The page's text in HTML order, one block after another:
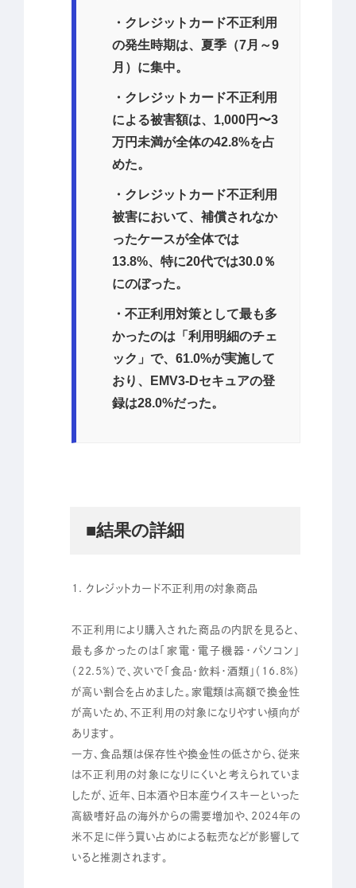
・クレジットカード不正利用
の発生時期は、夏季（7月～9
月）に集中。
・クレジットカード不正利用
による被害額は、1,000円〜3
万円未満が全体の42.8%を占
めた。
・クレジットカード不正利用
被害において、補償されなか
ったケースが全体では
13.8%、特に20代では30.0％
にのぼった。
・不正利用対策として最も多
かったのは「利用明細のチェ
ック」で、61.0%が実施して
おり、EMV3-Dセキュアの登
録は28.0%だった。
■結果の詳細
1. クレジットカード不正利用の対象商品
不正利用により購入された商品の内訳を見ると、
最も多かったのは「家電・電子機器・パソコン」
（22.5%）で、次いで「食品・飲料・酒類」（16.8%）
が高い割合を占めました。家電類は高額で換金性
が高いため、不正利用の対象になりやすい傾向が
あります。
一方、食品類は保存性や換金性の低さから、従来
は不正利用の対象になりにくいと考えられていま
したが、近年、日本酒や日本産ウイスキーといった
高級嗜好品の海外からの需要増加や、2024年の
米不足に伴う買い占めによる転売などが影響して
いると推測されます。